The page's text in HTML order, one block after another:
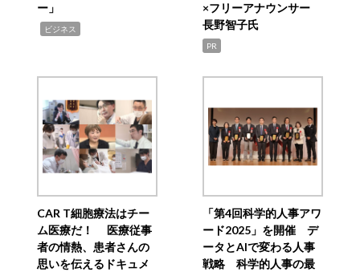
ー」
ビジネス
×フリーアナウンサー
長野智子氏
PR
CAR T細胞療法はチー
ム医療だ！ 医療従事
者の情熱、患者さんの
思いを伝えるドキュメ
「第4回科学的人事アワ
ード2025」を開催 デ
ータとAIで変わる人事
戦略 科学的人事の最